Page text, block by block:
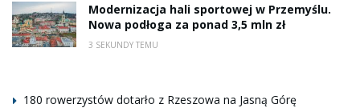
Modernizacja hali sportowej w Przemyślu.
Nowa podłoga za ponad 3,5 mln zł
3 SEKUNDY TEMU
180 rowerzystów dotarło z Rzeszowa na Jasną Górę